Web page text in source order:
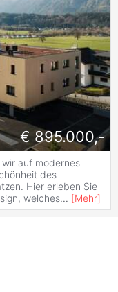
€ 895.000,-
wir auf modernes
des
Hier erleben Sie
welches... [Mehr]